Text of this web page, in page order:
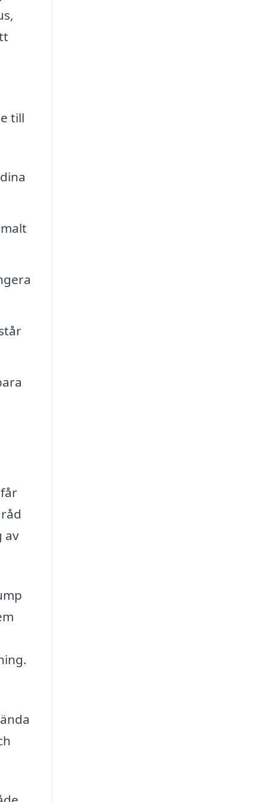
till
av